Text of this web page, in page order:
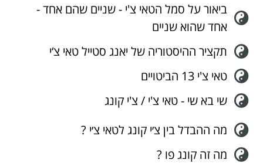
ביאור על סמל הטאי צ'י - שניים שהם אחד -
אחד שהוא שניים
תקציר ההיסטוריה של יאנג סטייל טאי צ‘י
טאי צ'י 13 הביטויים
שי בא שי - טאי צ'י / צ'י קונג
מה ההבדל בין צ׳י קונג לטאי צ׳י ?
מה זה קונג פו ?